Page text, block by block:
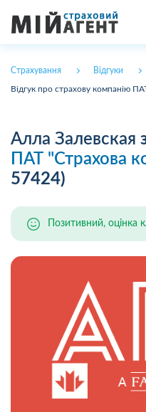
Страхування Відгуки
Відгук про страхову компанію
Алла Залевская
ПАТ "Страхова
57424)
Позитивний, оцінка